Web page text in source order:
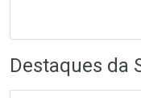
Laboratório
Destaques da